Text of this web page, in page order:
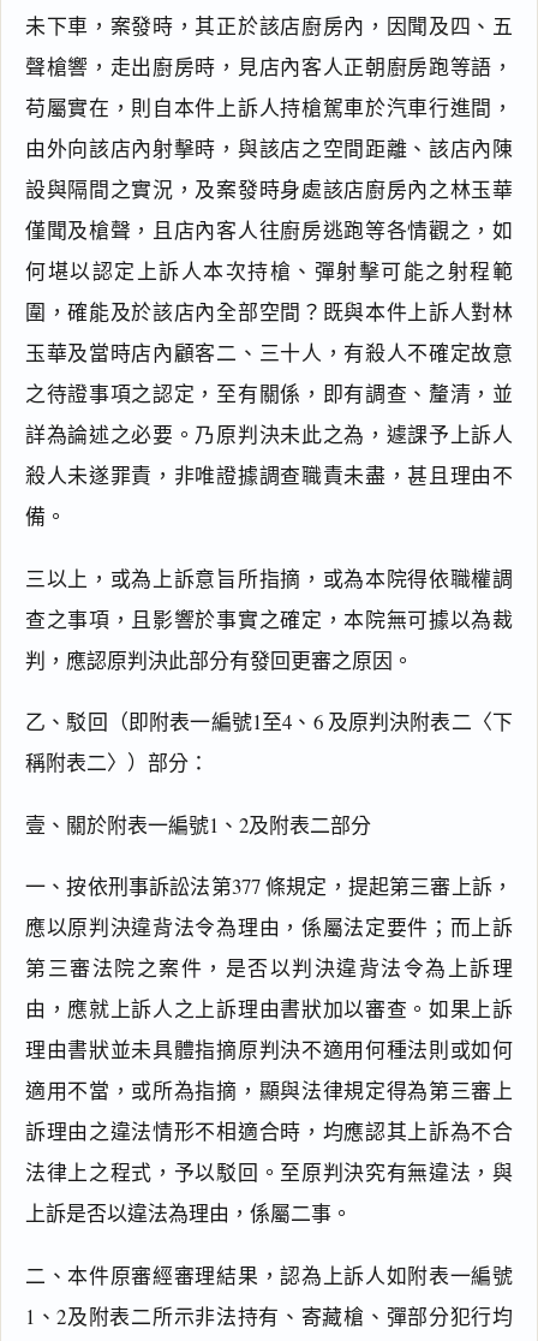
未下車，案發時，其正於該店廚房內，因聞及四、五
聲槍響，走出廚房時，見店內客人正朝廚房跑等語，
苟屬實在，則自本件上訴人持槍駕車於汽車行進間，
由外向該店內射擊時，與該店之空間距離、該店內陳
設與隔間之實況，及案發時身處該店廚房內之林玉華
僅聞及槍聲，且店內客人往廚房逃跑等各情觀之，如
何堪以認定上訴人本次持槍、彈射擊可能之射程範
圍，確能及於該店內全部空間？既與本件上訴人對林
玉華及當時店內顧客二、三十人，有殺人不確定故意
之待證事項之認定，至有關係，即有調查、釐清，並
詳為論述之必要。乃原判決未此之為，遽課予上訴人
殺人未遂罪責，非唯證據調查職責未盡，甚且理由不
備。
三以上，或為上訴意旨所指摘，或為本院得依職權調
查之事項，且影響於事實之確定，本院無可據以為裁
判，應認原判決此部分有發回更審之原因。
乙、駁回（即附表一編號1至4、6 及原判決附表二〈下
稱附表二〉）部分：
壹、關於附表一編號1、2及附表二部分
一、按依刑事訴訟法第377 條規定，提起第三審上訴，
應以原判決違背法令為理由，係屬法定要件；而上訴
第三審法院之案件，是否以判決違背法令為上訴理
由，應就上訴人之上訴理由書狀加以審查。如果上訴
理由書狀並未具體指摘原判決不適用何種法則或如何
適用不當，或所為指摘，顯與法律規定得為第三審上
訴理由之違法情形不相適合時，均應認其上訴為不合
法律上之程式，予以駁回。至原判決究有無違法，與
上訴是否以違法為理由，係屬二事。
二、本件原審經審理結果，認為上訴人如附表一編號
1、2及附表二所示非法持有、寄藏槍、彈部分犯行均